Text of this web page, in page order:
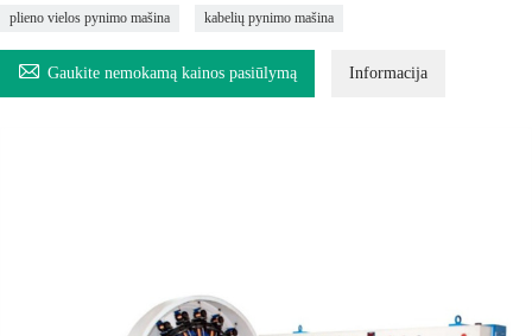
plieno vielos pynimo mašina kabelių pynimo mašina
 Gaukite nemokamą kainos pasiūlymą Informacija